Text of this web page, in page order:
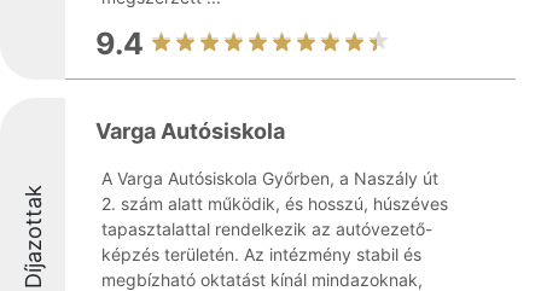
9.4
Díjazottak
Varga Autósiskola
A Varga Autósiskola Győrben, a Naszály út
2. szám alatt működik, és hosszú, húszéves
tapasztalattal rendelkezik az autóvezető-
képzés területén. Az intézmény stabil és
megbízható oktatást kínál mindazoknak,